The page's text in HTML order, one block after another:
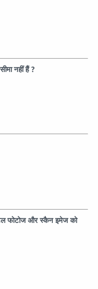
नहीं हैं ?
फोटोज और स्कैन इमेज को